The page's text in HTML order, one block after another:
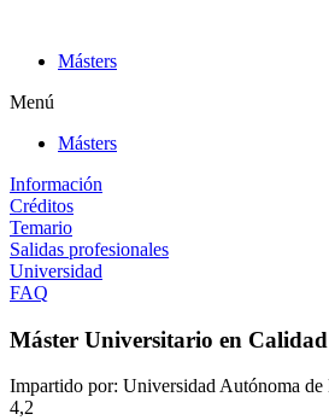
contenidoMásters
Menú
Másters
Información
Créditos
Temario
Salidas profesionales
Universidad
FAQ
Máster Universitario en
Impartido por: Universidad Autónoma de
4,2